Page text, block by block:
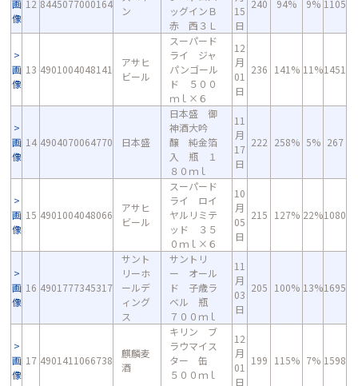
画
像
12 8445077000164
ン
ッグインＢ
赤 西３Ｌ
15
日
240 94% 9% 1105
画
像
13 4901004048141
アサヒ
ビール
スーパード
ライ ジャ
パンゴール
ド ５００
ｍｌ×６
12
月
01
日
236 141% 11%1451
画
像
14 4904070064770 日本盛
日本盛 御
神酒大吟
醸 純金箔
入 瓶 １
８０ｍｌ
11
月
17
日
222 258% 5% 267
画
像
15 4901004048066
アサヒ
ビール
スーパード
ライ ロイ
ヤルリミテ
ッド ３５
０ｍｌ×６
10
月
05
日
215 127% 22%1080
画
像
16 4901777345317
サント
リーホ
ールデ
ィング
ス
サントリ
ー オール
ド 子歳ラ
ベル 瓶
７００ｍｌ
11
月
03
日
205 100% 13%1695
画
像
17 4901411066738
麒麟麦
酒
キリン ブ
ラウマイス
ター 缶
５００ｍｌ
12
月
01
日
199 115% 7% 1598